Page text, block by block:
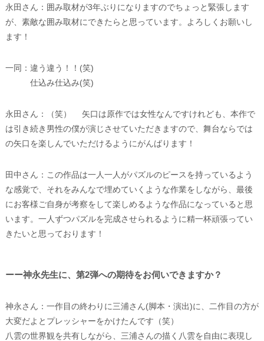
永田さん：囲み取材が3年ぶりになりますのでちょっと緊張します
が、素敵な囲み取材にできたらと思っています。よろしくお願いし
ます！
一同：違う違う！！(笑)
仕込み仕込み(笑)
永田さん：（笑） 矢口は原作では女性なんですけれども、本作で
は引き続き男性の僕が演じさせていただきますので、舞台ならでは
の矢口を楽しんでいただけるようにがんばります！
田中さん：この作品は一人一人がパズルのピースを持っているよう
な感覚で、それをみんなで埋めていくような作業をしながら、最後
にお客様ご自身が考察をして楽しめるような作品になっていると思
います。一人ずつパズルを完成させられるように精一杯頑張ってい
きたいと思っております！
ーー神永先生に、第2弾への期待をお伺いできますか？
神永さん：一作目の終わりに三浦さん(脚本・演出)に、二作目の方が
大変だよとプレッシャーをかけたんです（笑）
八雲の世界観を共有しながら、三浦さんの描く八雲を自由に表現し